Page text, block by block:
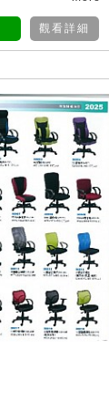
觀看詳細